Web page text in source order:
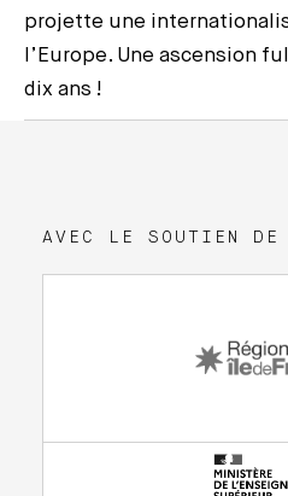
projette une
l’Europe. Une ascension
dix ans !
AVEC LE SOUTIEN DE